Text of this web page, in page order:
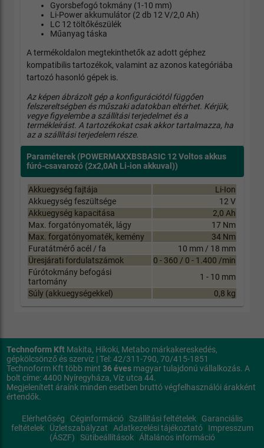
Gyorsbefogó tokmány (1-10 mm)
Li-Power akkumulátor (2 db 12 V/2,0 Ah)
LC 12 töltőkészülék
Műanyag táska
A termékoldalon megtekinthetők az adott géphez
kompatibilis tartozékok, valamint az azonos kategóriába
tartozó hasonló gépek is.
Az képen ábrázolt gép a konfigurációtól függően
felszereltségben és műszaki adatokban eltérhet. Kérjük,
vegye figyelembe a szállítási terjedelmet és a
termékleírást. A tartozékokat csak akkor tartalmazza, ha
az a szállítási terjedelem része.
Paraméterek (POWERMAXXBSBASIC 12 Voltos akkus
fúró-csavarozó (2x2,0Ah Li-ion akkuval))
Akkuegység fajtája
Li-Ion
Akkuegység feszültsége
12 V
Akkuegység kapacitása
2,0 Ah
Max. forgatónyomaték, lágy
17 Nm
Max. forgatónyomaték, kemény
34 Nm
Furatátmérő acél / fa
10 mm / 18 mm
Üresjárati fordulatszámok
0 - 360 / 0 - 1.400 /min
Fúrótokmány befogási
tartomány
1 - 10 mm
Súly (akkuegységekkel)
0,8 kg
Technoform KftMakita, Hikoki, Metabo márkakereskedés,
gépkölcsönző és szerviz | Tel: 42/311-790, 70/415-1851
Technoform Kft több mint 36 évesmagyar tulajdonú vállalkozás. A
bolt címe: 4400 Nyíregyháza, Víz utca 44.
Megjelenített áraink minden esetben bruttó végfelhasználói árakként
értendők.
Elérhetőség | Céginformáció| Szállítási feltételek| Garanciális
feltételek| Üzletszabályzat | Adatkezelési tájékoztató| Impresszum
(ÁSZF) | Sütibeállítások| Általános információ